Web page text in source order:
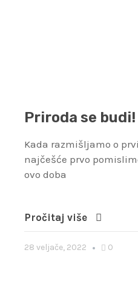
Priroda se budi!
Kada razmišljamo o
najčešće prvo
ovo doba
Pročitaj više
28 veljače, 2022 0